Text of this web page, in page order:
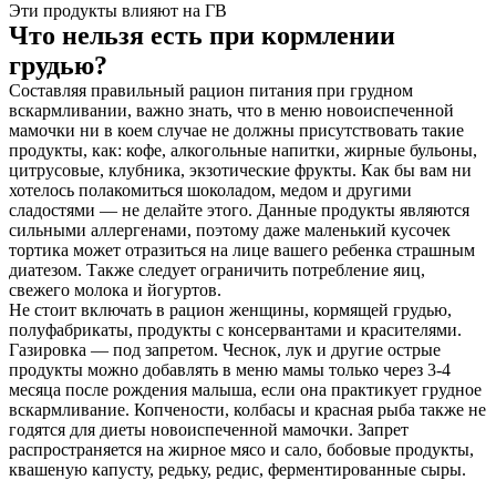
Эти продукты влияют на ГВ
Что нельзя есть при кормлении
грудью?
Составляя правильный рацион питания при грудном
вскармливании, важно знать, что в меню новоиспеченной
мамочки ни в коем случае не должны присутствовать такие
продукты, как: кофе, алкогольные напитки, жирные бульоны,
цитрусовые, клубника, экзотические фрукты. Как бы вам ни
хотелось полакомиться шоколадом, медом и другими
сладостями — не делайте этого. Данные продукты являются
сильными аллергенами, поэтому даже маленький кусочек
тортика может отразиться на лице вашего ребенка страшным
диатезом. Также следует ограничить потребление яиц,
свежего молока и йогуртов.
Не стоит включать в рацион женщины, кормящей грудью,
полуфабрикаты, продукты с консервантами и красителями.
Газировка — под запретом. Чеснок, лук и другие острые
продукты можно добавлять в меню мамы только через 3-4
месяца после рождения малыша, если она практикует грудное
вскармливание. Копчености, колбасы и красная рыба также не
годятся для диеты новоиспеченной мамочки. Запрет
распространяется на жирное мясо и сало, бобовые продукты,
квашеную капусту, редьку, редис, ферментированные сыры.